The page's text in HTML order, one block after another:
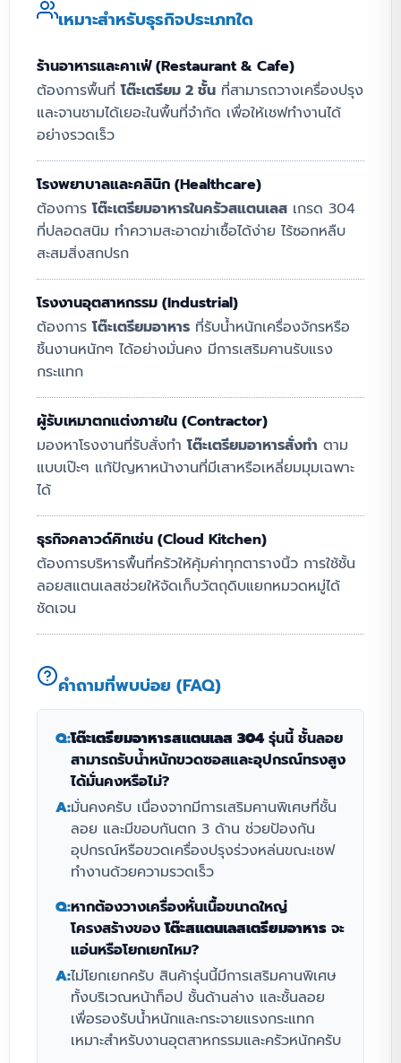
เหมาะสำหรับธุรกิจประเภทใด
ร้านอาหารและคาเฟ่ (Restaurant & Cafe)
ต้องการพื้นที่โต๊ะเตรียม 2 ชั้น ที่สามารถวางเครื่องปรุง
และจานชามได้เยอะในพื้นที่จำกัด เพื่อให้เชฟทำงานได้
อย่างรวดเร็ว
โรงพยาบาลและคลินิก (Healthcare)
ต้องการโต๊ะเตรียมอาหารในครัวสแตนเลส เกรด 304
ที่ปลอดสนิม ทำความสะอาดฆ่าเชื้อได้ง่าย ไร้ซอกหลืบ
สะสมสิ่งสกปรก
โรงงานอุตสาหกรรม (Industrial)
ต้องการโต๊ะเตรียมอาหาร ที่รับน้ำหนักเครื่องจักรหรือ
ชิ้นงานหนักๆ ได้อย่างมั่นคง มีการเสริมคานรับแรง
กระแทก
ผู้รับเหมาตกแต่งภายใน (Contractor)
มองหาโรงงานที่รับสั่งทำโต๊ะเตรียมอาหารสั่งทำ ตาม
แบบเป๊ะๆ แก้ปัญหาหน้างานที่มีเสาหรือเหลี่ยมมุมเฉพาะ
ได้
ธุรกิจคลาวด์คิทเช่น (Cloud Kitchen)
ต้องการบริหารพื้นที่ครัวให้คุ้มค่าทุกตารางนิ้ว การใช้ชั้น
ลอยสแตนเลสช่วยให้จัดเก็บวัตถุดิบแยกหมวดหมู่ได้
ชัดเจน
คำถามที่พบบ่อย (FAQ)
Q:โต๊ะเตรียมอาหารสแตนเลส 304รุ่นนี้ ชั้นลอย
สามารถรับน้ำหนักขวดซอสและอุปกรณ์ทรงสูง
ได้มั่นคงหรือไม่?
A:มั่นคงครับ เนื่องจากมีการเสริมคานพิเศษที่ชั้น
ลอย และมีขอบกันตก 3 ด้าน ช่วยป้องกัน
อุปกรณ์หรือขวดเครื่องปรุงร่วงหล่นขณะเชฟ
ทำงานด้วยความรวดเร็ว
Q:หากต้องวางเครื่องหั่นเนื้อขนาดใหญ่
โครงสร้างของโต๊ะสแตนเลสเตรียมอาหาร จะ
แอ่นหรือโยกเยกไหม?
A:ไม่โยกเยกครับ สินค้ารุ่นนี้มีการเสริมคานพิเศษ
ทั้งบริเวณหน้าท็อป ชั้นด้านล่าง และชั้นลอย
เพื่อรองรับน้ำหนักและกระจายแรงกระแทก
เหมาะสำหรับงานอุตสาหกรรมและครัวหนักครับ